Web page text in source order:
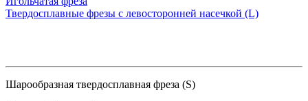
Твердосплавные фрезы с левосторонней насечкой (L)
Шарообразная твердосплавная фреза (S)